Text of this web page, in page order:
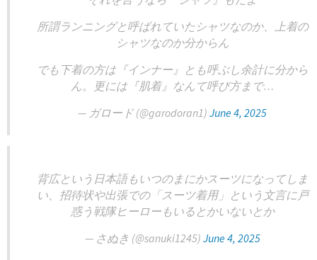
所謂ランニングと呼ばれていたシャツなのか、上着の
シャツなのか分からん
でも下着の方は『インナー』とも呼ぶし余計に分から
ん。更には『肌着』なんて呼び方まで…
— ガロード (@garodoran1) June 4, 2025
背広という日本語もいつのまにかスーツになってしま
い、招待状や出張での「スーツ着用」という文言に戸
惑う戦隊ヒーローもいるとかいないとか
— さぬき (@sanuki1245) June 4, 2025